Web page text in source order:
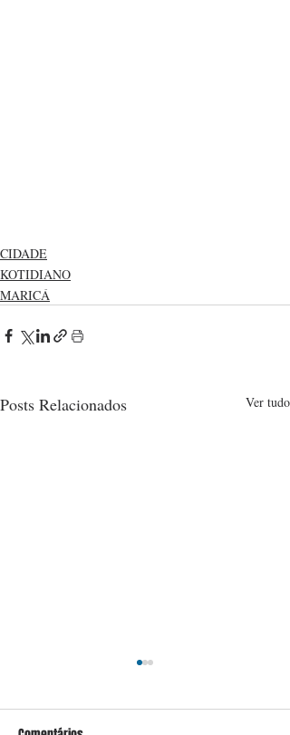
CIDADE
KOTIDIANO
MARICÁ
Posts Relacionados Ver tudo